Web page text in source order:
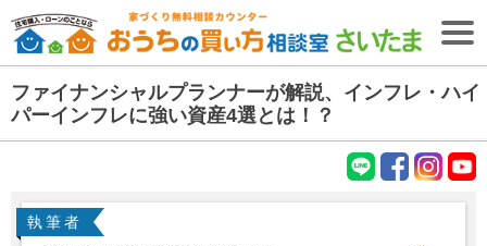
無料相談予約
【無料・2026年8月9日開催】
ＴＯＰ
ファイナンシャルプランナーが解説、インフレ・ハイ
パーインフレに強い資産4選とは！？
執筆者